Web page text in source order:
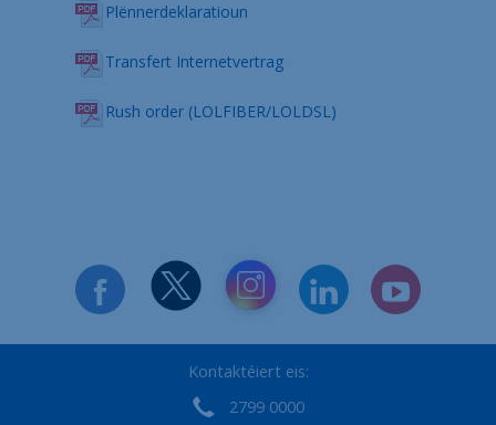
Plënnerdeklaratioun
Transfert Internetvertrag
Rush order (LOLFIBER/LOLDSL)
Kontaktéiert eis:
2799 0000